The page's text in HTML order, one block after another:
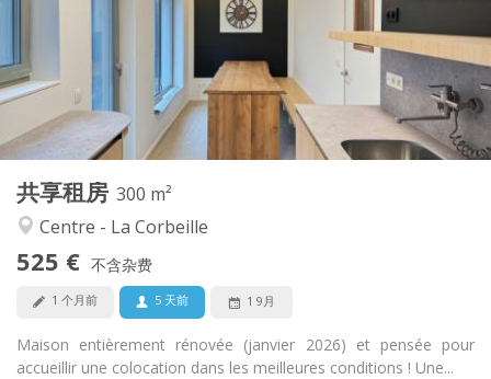
共享租房 300 m²
Centre - La Corbeille
525 € 不含杂费
1 个月前 5 天前 1 9月
Maison entièrement rénovée (janvier 2026) et pensée pour
accueillir une colocation dans les meilleures conditions ! Une...
有登记条件
布局
浴室:
独立
厨房:
共用
面积:
300 m
私人房间:
2